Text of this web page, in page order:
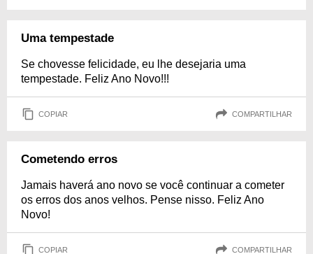
Uma tempestade
Se chovesse felicidade, eu lhe desejaria uma
tempestade. Feliz Ano Novo!!!
COPIAR COMPARTILHAR
Cometendo erros
Jamais haverá ano novo se você continuar a cometer
os erros dos anos velhos. Pense nisso. Feliz Ano
Novo!
COPIAR COMPARTILHAR